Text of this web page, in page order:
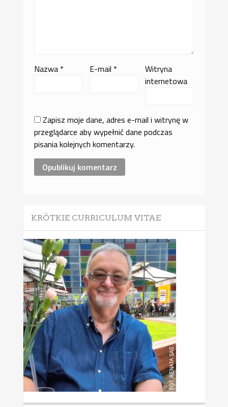
Nazwa * E-mail *
Witryna
internetowa
Zapisz moje dane, adres e-mail i witrynę w
przeglądarce aby wypełnić dane podczas
pisania kolejnych komentarzy.
KRÓTKIE CURRICULUM VITAE